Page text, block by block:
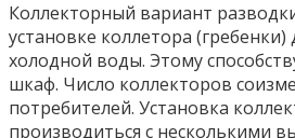
Коллекторный вариант
установке коллетора (гребенки)
холодной воды. Этому
шкаф. Число коллекторов
потребителей. Установка
производиться с несколькими